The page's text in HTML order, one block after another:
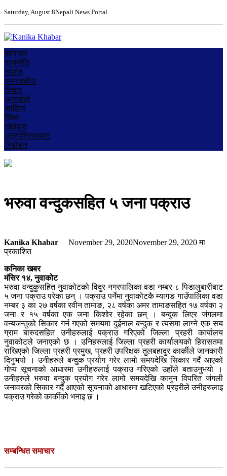
Saturday, August 8Nepali News Portal
समाचार
राजनीति
समाज
सम्पादकीय
विचार
अन्तर्वार्ता
साहित्य
शिक्षा
खेलकुद
पत्रपत्रिकाबाट
निर्वाचन
भरुवा वन्दुकसहित ५ जना पक्राउ
Kanika Khabar November 29, 2020November 29, 2020मा
प्रकाशित
कनिका खबर
मंसिर १४, नुवाकोट
भरुवा वन्दुकुसहित नुवाकोटको विदुर नगरपालिका वडा नम्बर ८ पिडालुबारीबाट
५ जना पक्राउ परेका छन् । पक्राउ पर्नेमा नुवाकोटकै म्यागङ गाउँपालिका वडा
नम्बर ३ का २७ वर्षका रवीन तामाङ, २८ वर्षका अमर तामाङसहित १७ वर्षका २
जना र १५ वर्षका एक जना किशोर रहेका छन् । बन्दुक लिएर जंगलमा
वन्यजन्तुको सिकार गर्न गएको समयमा दुईनाल बन्दुक र त्यसमा लाग्ने एक सय
ग्राम बारुदसहित उनीहरुलाई पक्राउ गरिएको जिल्ला प्रहरी कार्यालय
नुवाकोटले जनाएको छ । उनिहरुलाई जिल्ला प्रहरी कार्यालयको हिरासतमा
राखिएको जिल्ला प्रहरी प्रमुख, प्रहरी उपरिक्षक तुलबहादुर कार्कीले जानकारी
दिनुभयो । उनीहरुले बन्दुक प्रयोग गरेर लामो समयदेखि सिकार गर्दै आएको
गोप्य सूचनाको आधारमा उनीहरुलाई पक्राउ गरिएको उहाँले बताउनुभयो ।
उनीहरुले भरुवा बन्दुक प्रयोग गरेर लामो समयदेखि कानुन विपरित जंगली
जनावरको सिकार गर्दै आएको सूचनाको आधारमा खटिएको प्रहरीले उनीहरुलाइ
पक्राउ गरेको कार्कीको भनाइ छ ।
सम्बन्धित समाचार